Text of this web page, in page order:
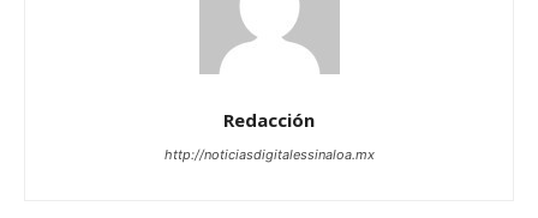
Redacción
http://noticiasdigitalessinaloa.mx